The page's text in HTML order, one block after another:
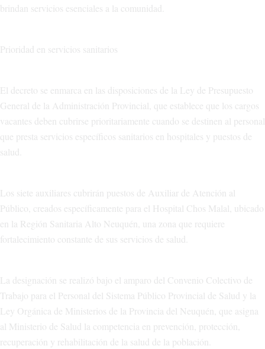
brindan servicios esenciales a la comunidad.
Prioridad en servicios sanitarios
El decreto se enmarca en las disposiciones de la Ley de Presupuesto
General de la Administración Provincial, que establece que los cargos
vacantes deben cubrirse prioritariamente cuando se destinen al personal
que presta servicios específicos sanitarios en hospitales y puestos de
salud.
Los siete auxiliares cubrirán puestos de Auxiliar de Atención al
Público, creados específicamente para el Hospital Chos Malal, ubicado
en la Región Sanitaria Alto Neuquén, una zona que requiere
fortalecimiento constante de sus servicios de salud.
La designación se realizó bajo el amparo del Convenio Colectivo de
Trabajo para el Personal del Sistema Público Provincial de Salud y la
Ley Orgánica de Ministerios de la Provincia del Neuquén, que asigna
al Ministerio de Salud la competencia en prevención, protección,
recuperación y rehabilitación de la salud de la población.